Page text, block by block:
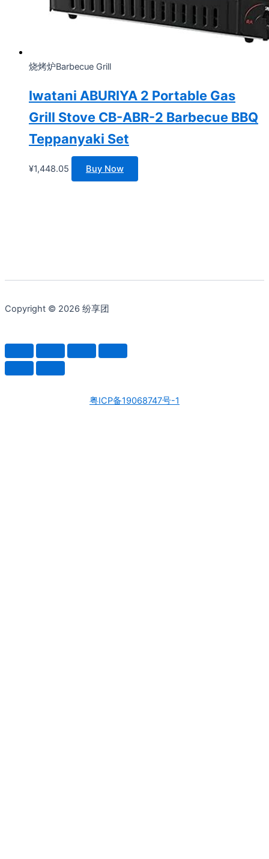
烧烤炉Barbecue Grill
Iwatani ABURIYA 2 Portable Gas
Grill Stove CB-ABR-2 Barbecue BBQ
Teppanyaki Set
¥1,448.05 Buy Now
Copyright © 2026 纷享团
粤ICP备19068747号-1